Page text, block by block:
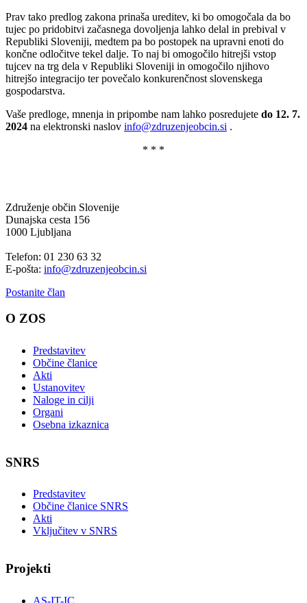
Prav tako predlog zakona prinaša ureditev, ki bo omogočala da bo
tujec po pridobitvi začasnega dovoljenja lahko delal in prebival v
Republiki Sloveniji, medtem pa bo postopek na upravni enoti do
končne odločitve tekel dalje. To naj bi omogočilo hitrejši vstop
tujcev na trg dela v Republiki Sloveniji in omogočilo njihovo
hitrejšo integracijo ter povečalo konkurenčnost slovenskega
gospodarstva.
Vaše predloge, mnenja in pripombe nam lahko posredujete do 12. 7.
2024 na elektronski naslov info@zdruzenjeobcin.si .
* * *
Združenje občin Slovenije
Dunajska cesta 156
1000 Ljubljana
Telefon: 01 230 63 32
E-pošta: info@zdruzenjeobcin.si
Postanite član
O ZOS
Predstavitev
Občine članice
Akti
Ustanovitev
Naloge in cilji
Organi
Osebna izkaznica
SNRS
Predstavitev
Občine članice SNRS
Akti
Vključitev v SNRS
Projekti
AS-IT-IC